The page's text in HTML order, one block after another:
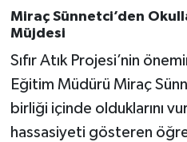
Miraç Sünnetci’den
Müjdesi
Sıfır Atık Projesi’nin
Eğitim Müdürü Miraç
birliği içinde olduklarını
hassasiyeti gösteren